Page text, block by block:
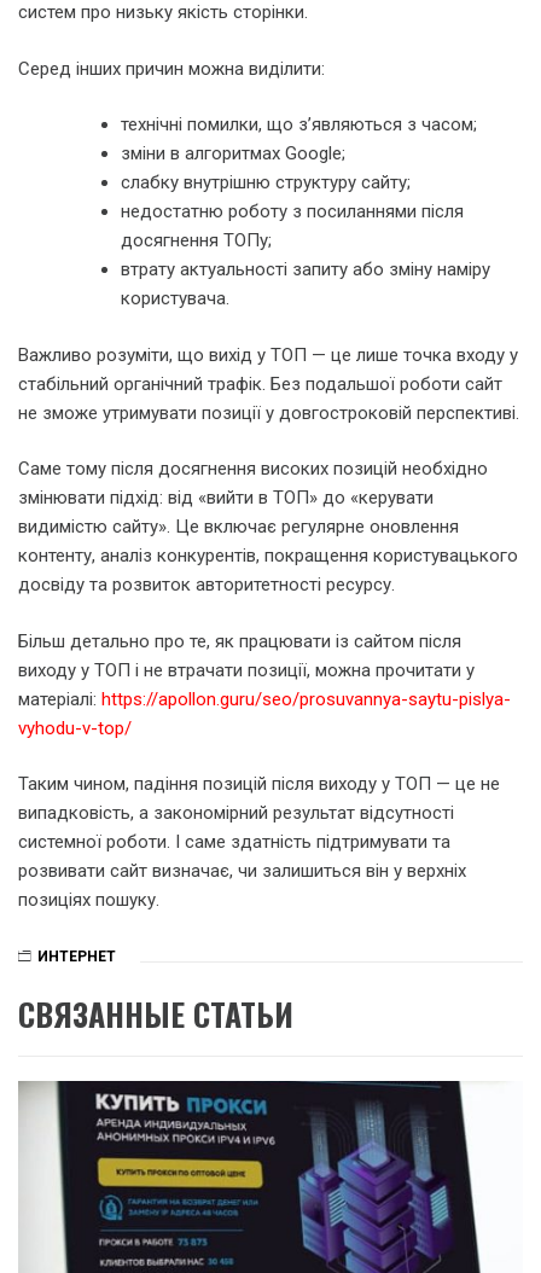
систем про низьку якість сторінки.
Серед інших причин можна виділити:
технічні помилки, що з’являються з часом;
зміни в алгоритмах Google;
слабку внутрішню структуру сайту;
недостатню роботу з посиланнями після
досягнення ТОПу;
втрату актуальності запиту або зміну наміру
користувача.
Важливо розуміти, що вихід у ТОП — це лише точка входу у
стабільний органічний трафік. Без подальшої роботи сайт
не зможе утримувати позиції у довгостроковій перспективі.
Саме тому після досягнення високих позицій необхідно
змінювати підхід: від «вийти в ТОП» до «керувати
видимістю сайту». Це включає регулярне оновлення
контенту, аналіз конкурентів, покращення користувацького
досвіду та розвиток авторитетності ресурсу.
Більш детально про те, як працювати із сайтом після
виходу у ТОП і не втрачати позиції, можна прочитати у
матеріалі: https://apollon.guru/seo/prosuvannya-saytu-pislya-
vyhodu-v-top/
Таким чином, падіння позицій після виходу у ТОП — це не
випадковість, а закономірний результат відсутності
системної роботи. І саме здатність підтримувати та
розвивати сайт визначає, чи залишиться він у верхніх
позиціях пошуку.
ИНТЕРНЕТ
СВЯЗАННЫЕ СТАТЬИ